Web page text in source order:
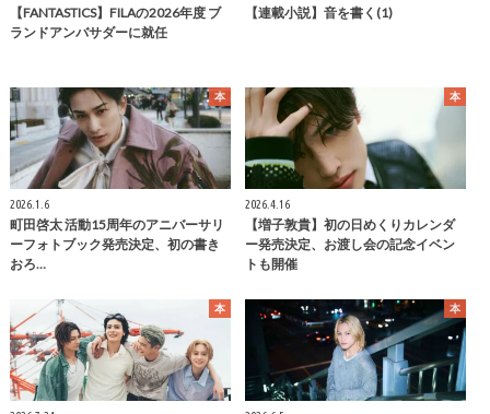
【FANTASTICS】FILAの2026年度 ブ
ランドアンバサダーに就任
【連載小説】音を書く(1)
本
2026.1.6
町田啓太 活動15周年のアニバーサリ
ーフォトブック発売決定、初の書き
おろ…
本
2026.4.16
【増子敦貴】初の日めくりカレンダ
ー発売決定、お渡し会の記念イベン
トも開催
本 本